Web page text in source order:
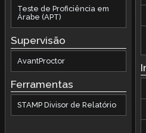
Teste de Proficiência em
Árabe (APT)
Supervisão
AvantProctor
Ferramentas
STAMP Divisor de Relatório